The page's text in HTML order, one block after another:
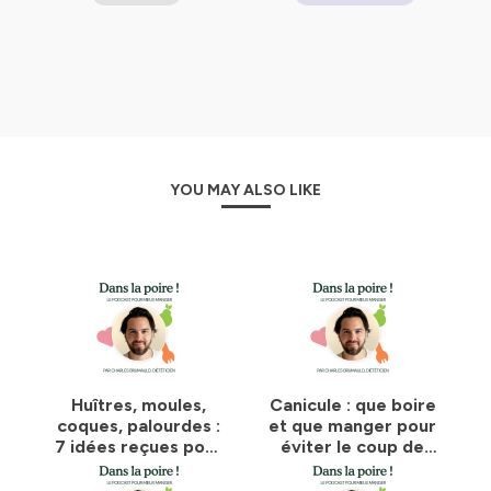
l’acte de manger 😋.
psychonutritionniste & journaliste. !
📕Pour plus de conseils, mon livre "Le service après-
vente de l'alimentation", aux éditions First, est là:
Inspirez-vous ici ! ☎️
https://podcast.ausha.co/podcast-nutrition-dans-
la-poire
⚠️ J'ai lancé Charly's Kitchen, la newsbetter pour mieux
YOU MAY ALSO LIKE
Huîtres, moules,
coques, palourdes :
7 idées reçues pour
démêler le vrai du
Canicule : que boire
et que manger pour
éviter le coup de
chaud ?